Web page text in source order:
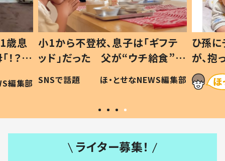
歳息
？」
編集部
小1から不登校、息子は「ギフテ
ッド」だった 父が“ウチ給食”を
作り続ける理由とは #令和の親
#令和の子
SNSで話題 ほ・とせなNEWS編集部
ひ孫
が、
「涙が
い」
ライター募集！